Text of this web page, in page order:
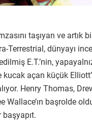
taşıyan ve artık
Terrestrial, dünyayı
E.T.’nin,
açan küçük
Henry Thomas,
Wallace’ın başrolde
başyapıt.